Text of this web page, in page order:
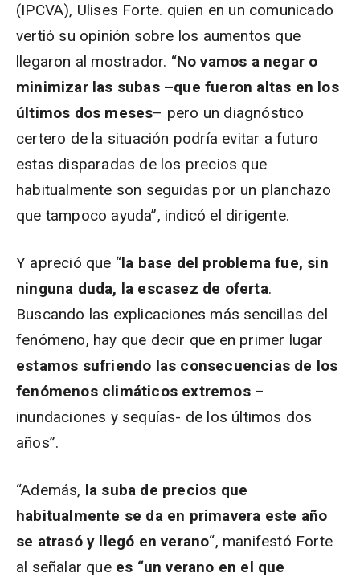
(IPCVA), Ulises Forte. quien en un comunicado
vertió su opinión sobre los aumentos que
llegaron al mostrador. “No vamos a negar o
minimizar las subas –que fueron altas en los
últimos dos meses– pero un diagnóstico
certero de la situación podría evitar a futuro
estas disparadas de los precios que
habitualmente son seguidas por un planchazo
que tampoco ayuda”, indicó el dirigente.
Y apreció que “la base del problema fue, sin
ninguna duda, la escasez de oferta.
Buscando las explicaciones más sencillas del
fenómeno, hay que decir que en primer lugar
estamos sufriendo las consecuencias de los
fenómenos climáticos extremos–
inundaciones y sequías- de los últimos dos
años”.
“Además, la suba de precios que
habitualmente se da en primavera este año
se atrasó y llegó en verano“, manifestó Forte
al señalar que es “un verano en el que